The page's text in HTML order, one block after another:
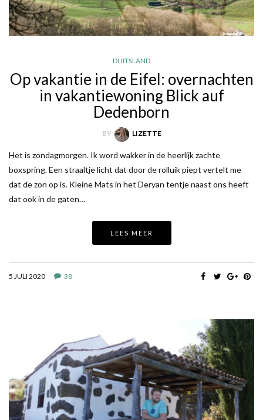
DUITSLAND
Op vakantie in de Eifel: overnachten
in vakantiewoning Blick auf
Dedenborn
BY LIZETTE
Het is zondagmorgen. Ik word wakker in de heerlijk zachte
boxspring. Een straaltje licht dat door de rolluik piept vertelt me
dat de zon op is. Kleine Mats in het Deryan tentje naast ons heeft
dat ook in de gaten…
LEES MEER
5 JULI 2020 38